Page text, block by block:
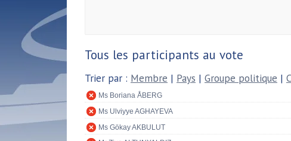
Tous les participants au vote
Trier par : Membre | Pays | Groupe politique |
Ms Boriana ÅBERG
Ms Ulviyye AGHAYEVA
Ms Gökay AKBULUT